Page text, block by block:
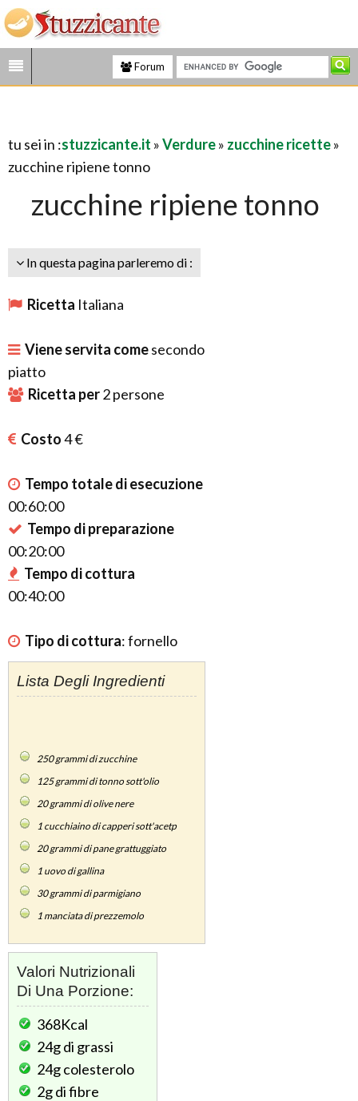
Forum
tu sei in :stuzzicante.it »Verdure» zucchine ricette»
zucchine ripiene tonno
zucchine ripiene tonno
In questa pagina parleremo di :
Ricetta Italiana
Viene servita comesecondo
piatto
Ricetta per2persone
Costo4 €
Tempo totale di esecuzione
00:60:00
Tempo di preparazione
00:20:00
Tempo di cottura
00:40:00
Tipo di cottura:fornello
Lista Degli Ingredienti
250grammi di zucchine
125grammi di tonno sott'olio
20grammi di olive nere
1 cucchiaino di capperi sott'acetp
20grammi di pane grattuggiato
1 uovo di gallina
30grammi di parmigiano
1 manciata di prezzemolo
Valori Nutrizionali
Di Una Porzione:
368Kcal
24gdi grassi
24gcolesterolo
2gdi fibre